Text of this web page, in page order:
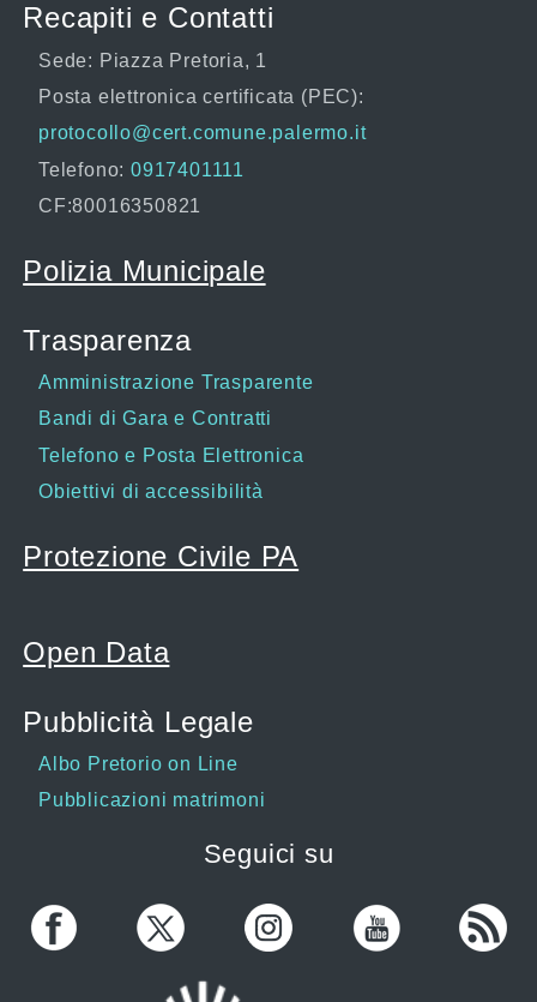
Recapiti e Contatti
Sede: Piazza Pretoria, 1
Posta elettronica certificata (PEC):
protocollo@cert.comune.palermo.it
Telefono: 0917401111
CF:80016350821
Polizia Municipale
Trasparenza
Amministrazione Trasparente
Bandi di Gara e Contratti
Telefono e Posta Elettronica
Obiettivi di accessibilità
Protezione Civile PA
Open Data
Pubblicità Legale
Albo Pretorio on Line
Pubblicazioni matrimoni
Seguici su